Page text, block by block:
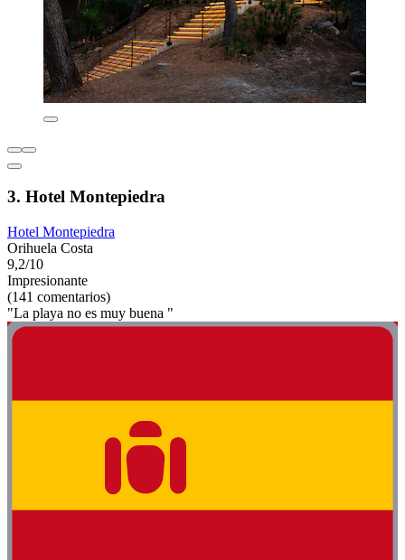
3. Hotel Montepiedra
Hotel Montepiedra
Orihuela Costa
9,2/10
Impresionante
(141 comentarios)
"La playa no es muy buena "